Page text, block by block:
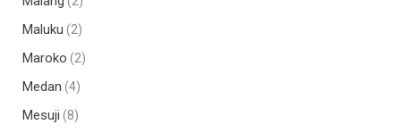
Maluku (2)
Maroko (2)
Medan (4)
Mesuji (8)